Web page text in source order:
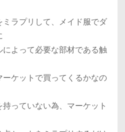
ラプリして、メイド服でダ
よって必要な部材である触
ケットで買ってくるかなの
っていない為、マーケット